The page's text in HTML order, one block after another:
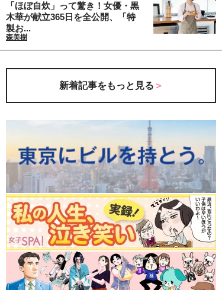
「ほぼ自炊」って驚き！女優・黒
木華が献立365日を全公開、「特
製お...
森美樹
新着記事をもっと見る